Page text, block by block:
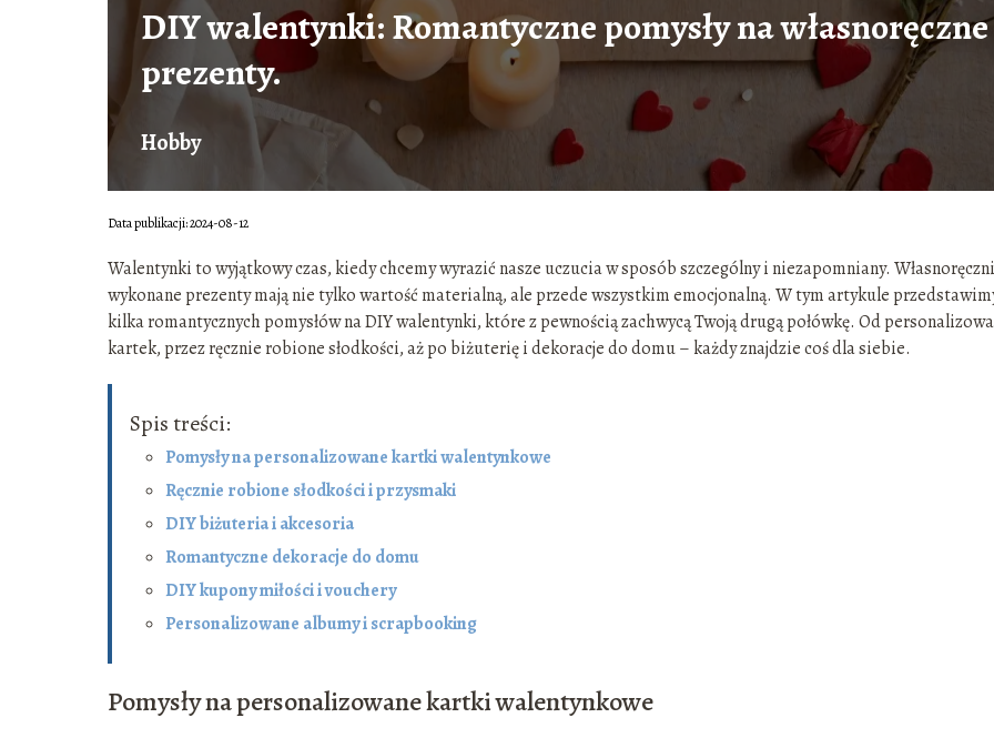
DIY walentynki: Romantyczne pomysły na własnoręczne
prezenty.
Hobby
Data publikacji: 2024-08-12
Walentynki to wyjątkowy czas, kiedy chcemy wyrazić nasze uczucia w sposób szczególny i niezapomniany.
wykonane prezenty mają nie tylko wartość materialną, ale przede wszystkim emocjonalną. W tym artykule
kilka romantycznych pomysłów na DIY walentynki, które z pewnością zachwycą Twoją drugą połówkę. Od
kartek, przez ręcznie robione słodkości, aż po biżuterię i dekoracje do domu – każdy znajdzie coś dla siebie.
Spis treści:
Pomysły na personalizowane kartki walentynkowe
Ręcznie robione słodkości i przysmaki
DIY biżuteria i akcesoria
Romantyczne dekoracje do domu
DIY kupony miłości i vouchery
Personalizowane albumy i scrapbooking
Pomysły na personalizowane kartki walentynkowe